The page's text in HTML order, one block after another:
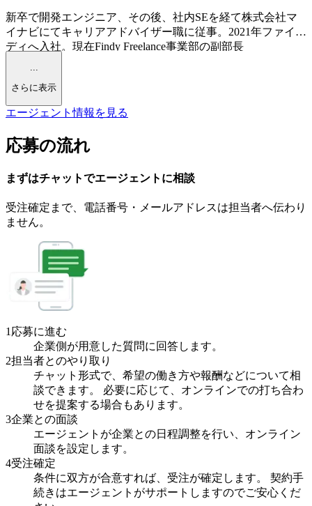
新卒で開発エンジニア、その後、社内SEを経て株式会社マ
イナビにてキャリアアドバイザー職に従事。2021年ファイン
ディへ入社。現在Findy Freelance事業部の副部長
...
さらに表示
エージェント情報を見る
応募の流れ
まずはチャットでエージェント に相談
受注確定まで、 電話番号・メールアドレスは担当者へ伝わり
ません。
1 応募に進む
企業側が用意した質問に回答します。
2担当者とのやり取り
チャット形式で、希望の働き方や報酬などについて相
談できます。 必要に応じて、オンラインでの打ち合わ
せを提案する場合もあります。
3企業との面談
エージェントが企業との日程調整を行い、オンライン
面談を設定します。
4受注確定
条件に双方が合意すれば、受注が確定します。 契約手
続きはエージェントがサポートしますのでご安心くだ